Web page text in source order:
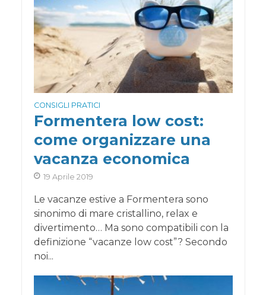
CONSIGLI PRATICI
Formentera low cost:
come organizzare una
vacanza economica
19 Aprile 2019
Le vacanze estive a Formentera sono
sinonimo di mare cristallino, relax e
divertimento… Ma sono compatibili con la
definizione “vacanze low cost”? Secondo
noi...